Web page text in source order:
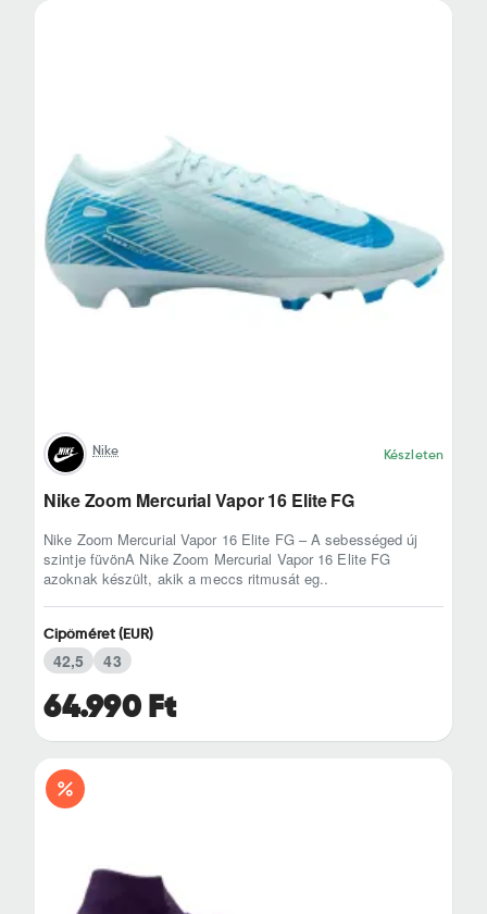
Nike Készleten
Nike Zoom Mercurial Vapor 16 Elite FG
Nike Zoom Mercurial Vapor 16 Elite FG – A sebességed új
szintje füvönA Nike Zoom Mercurial Vapor 16 Elite FG
azoknak készült, akik a meccs ritmusát eg..
64.990 Ft
Cipőméret (EUR)
42,5 43